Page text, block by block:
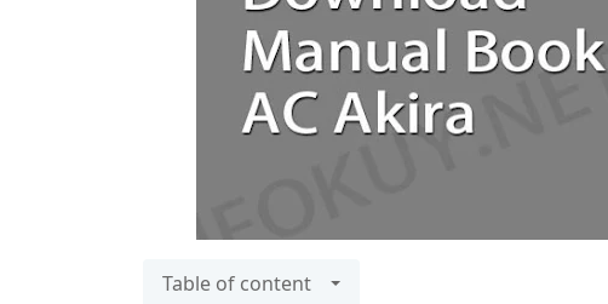
Table of content